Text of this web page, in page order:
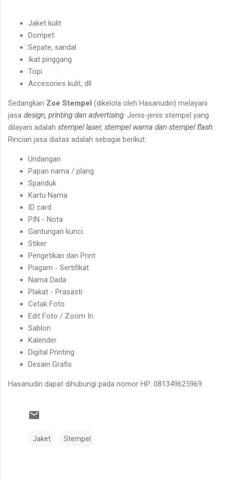
Jaket kulit
Dompet
Sepate, sandal
Ikat pinggang
Topi
Accesories kulit, dll
Sedangkan Zoe Stempel (dikelola oleh Hasanudin) melayani
jasa design, printing dan advertising. Jenis-jenis stempel yang
dilayani adalah stempel laser, stempel warna dan stempel flash.
Rincian jasa diatas adalah sebagai berikut:
Undangan
Papan nama / plang
Spanduk
Kartu Nama
ID card
PIN - Nota
Gantungan kunci
Stiker
Pengetikan dan Print
Piagam - Sertifikat
Nama Dada
Plakat - Prasasti
Cetak Foto
Edit Foto / Zoom In
Sablon
Kalender
Digital Printing
Desain Grafis
Hasanudin dapat dihubungi pada nomor HP: 081349625969.
Jaket Stempel